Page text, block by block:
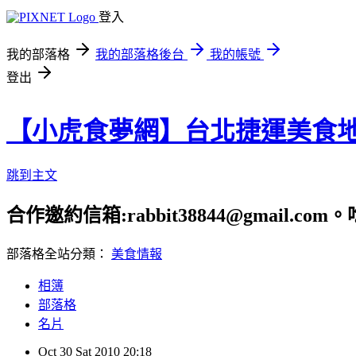
登入
我的部落格 我的部落格後台
我的帳號
登出
【小虎食夢網】台北捷運美食
跳到主文
合作邀約信箱:rabbit38844@gmail.com
部落格全站分類： 美食情報
相簿
部落格
名片
Oct 30 Sat 2010 20:18